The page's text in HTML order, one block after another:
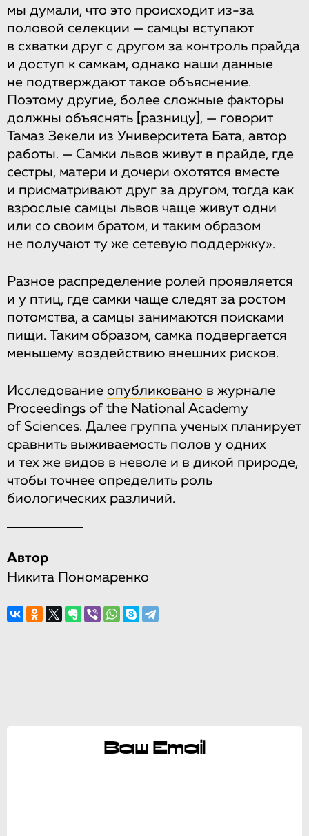
мы думали, что это происходит из-за
половой селекции — самцы вступают
в схватки друг с другом за контроль прайда
и доступ к самкам, однако наши данные
не подтверждают такое объяснение.
Поэтому другие, более сложные факторы
должны объяснять [разницу] , — говорит
Тамаз Зекели из Университета Бата, автор
работы. — Самки львов живут в прайде, где
сестры, матери и дочери охотятся вместе
и присматривают друг за другом, тогда как
взрослые самцы львов чаще живут одни
или со своим братом, и таким образом
не получают ту же сетевую поддержку».
Разное распределение ролей проявляется
и у птиц, где самки чаще следят за ростом
потомства, а самцы занимаются поисками
пищи. Таким образом, самка подвергается
меньшему воздействию внешних рисков.
Исследование опубликовано в журнале
Proceedings of the National Academy
of Sciences. Далее группа ученых планирует
сравнить выживаемость полов у одних
и тех же видов в неволе и в дикой природе,
чтобы точнее определить роль
биологических различий.
Автор
Никита Пономаренко
Ваш Email